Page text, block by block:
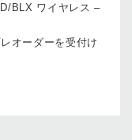
BLX ワイヤレス –
オーダーを受付け